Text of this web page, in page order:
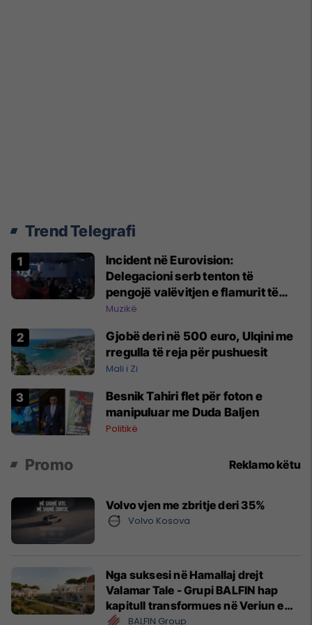
Trend Telegrafi
Incident në Eurovision:
Delegacioni serb tenton të
pengojë valëvitjen e flamurit të
Kosovës gjatë performancës së
Muzikë
Gjobë deri në 500 euro, Ulqini me
rregulla të reja për pushuesit
Mali i Zi
Besnik Tahiri flet për foton e
manipuluar me Duda Baljen
Politikë
Promo Reklamo këtu
Volvo vjen me zbritje deri 35%
Volvo Kosova
Nga suksesi në Hamallaj drejt
Valamar Tale - Grupi BALFIN hap
kapitull transformues në Veriun e
Shqipërisë
BALFIN Group